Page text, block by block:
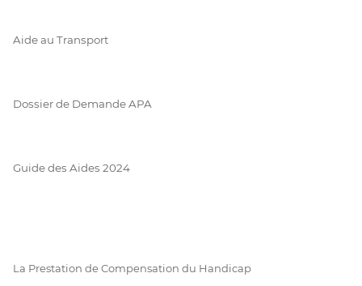
Aide au Transport
Dossier de Demande APA
Guide des Aides 2024
La Prestation de Compensation du Handicap